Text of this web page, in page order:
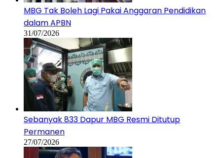
MBG Tak Boleh Lagi Pakai Anggaran Pendidikan
dalam APBN
31/07/2026
Sebanyak 833 Dapur MBG Resmi Ditutup
Permanen
27/07/2026